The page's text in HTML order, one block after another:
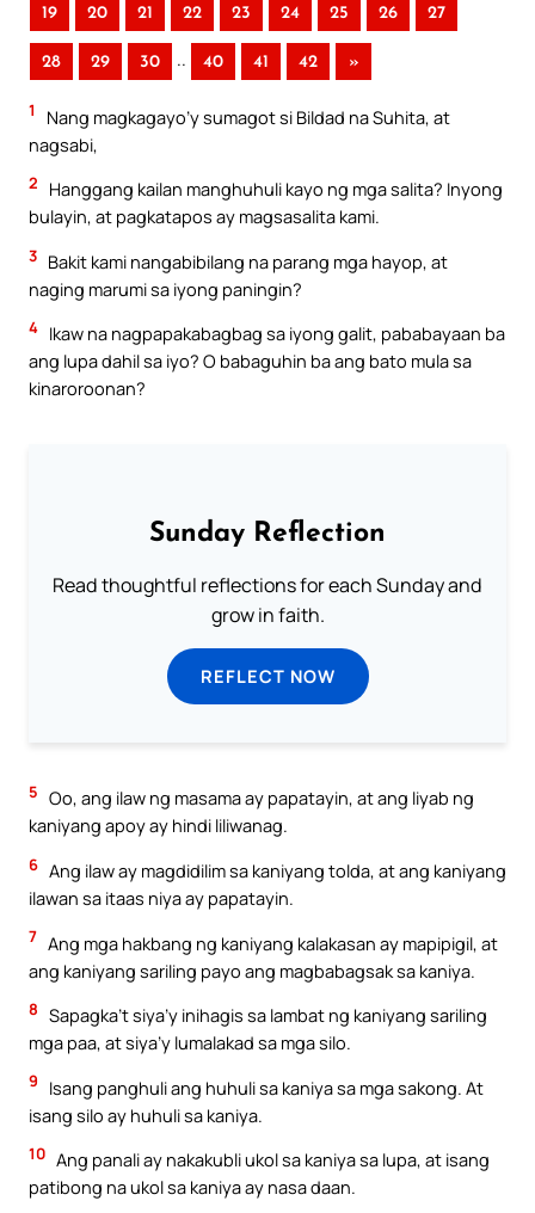
19 20 21 22 23 24 25 26 27
28 29 30 .. 40 41 42 »
1
Nang magkagayo’y sumagot si Bildad na Suhita, at
nagsabi,
2
Hanggang kailan manghuhuli kayo ng mga salita? Inyong
bulayin, at pagkatapos ay magsasalita kami.
3 Bakit kami nangabibilang na parang mga hayop, at
naging marumi sa iyong paningin?
4 Ikaw na nagpapakabagbag sa iyong galit, pababayaan ba
ang lupa dahil sa iyo? O babaguhin ba ang bato mula sa
kinaroroonan?
Sunday Reflection
Read thoughtful reflections for each Sunday and
grow in faith.
REFLECT NOW
5 Oo, ang ilaw ng masama ay papatayin, at ang liyab ng
kaniyang apoy ay hindi liliwanag.
6 Ang ilaw ay magdidilim sa kaniyang tolda, at ang kaniyang
ilawan sa itaas niya ay papatayin.
7 Ang mga hakbang ng kaniyang kalakasan ay mapipigil, at
ang kaniyang sariling payo ang magbabagsak sa kaniya.
8 Sapagka’t siya’y inihagis sa lambat ng kaniyang sariling
mga paa, at siya’y lumalakad sa mga silo.
9
Isang panghuli ang huhuli sa kaniya sa mga sakong. At
isang silo ay huhuli sa kaniya.
10 Ang panali ay nakakubli ukol sa kaniya sa lupa, at isang
patibong na ukol sa kaniya ay nasa daan.